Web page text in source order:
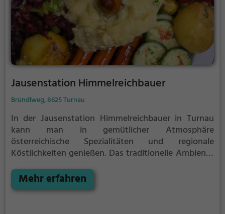
Jausenstation Himmelreichbauer
Bründlweg, 8625 Turnau
In der Jausenstation Himmelreichbauer in Turnau
kann man in gemütlicher Atmosphäre
österreichische Spezialitäten und regionale
Köstlichkeiten genießen. Das traditionelle Ambiente
vergessen. Ob deftige Jausen oder süße Schmankerl,
hier findet man für jeden Geschmack das Passende.
Mehr erfahren